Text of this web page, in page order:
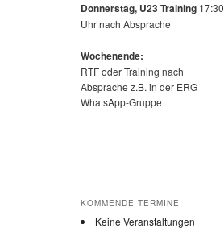
Donnerstag, U23 Training 17:30
Uhr nach Absprache
Wochenende:
RTF oder Training nach
Absprache z.B. in der ERG
WhatsApp-Gruppe
KOMMENDE TERMINE
Keine Veranstaltungen